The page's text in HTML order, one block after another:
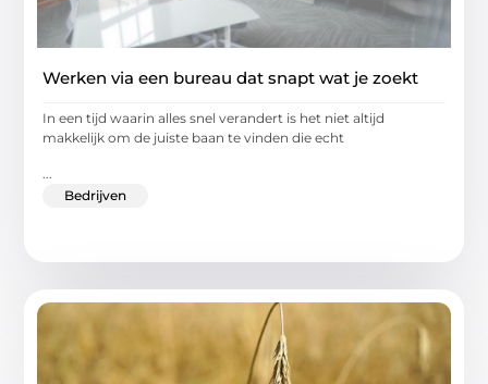
Werken via een bureau dat snapt wat je zoekt
In een tijd waarin alles snel verandert is het niet altijd
makkelijk om de juiste baan te vinden die echt
Bedrijven